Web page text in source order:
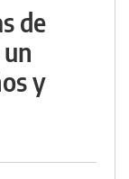
de
y